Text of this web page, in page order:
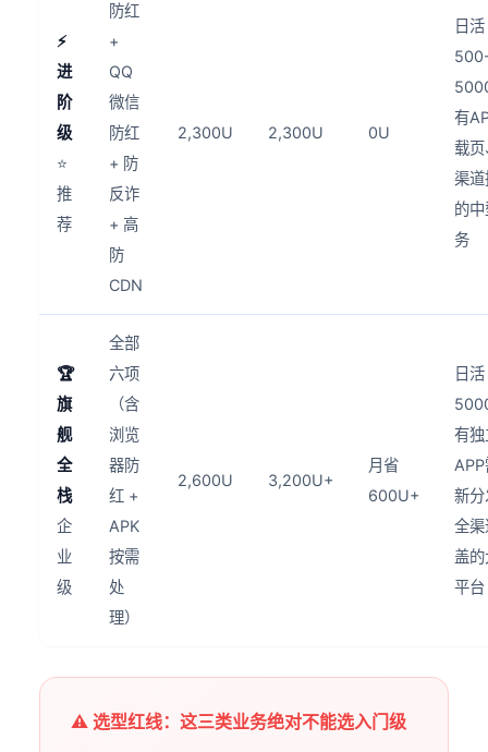
⚡
进
阶
级
⭐
推
荐
防红
+
QQ
微信
防红
+ 防
反诈
+ 高
防
CDN
2,300U 2,300U 0U
日活
有
载
渠
的
务
🏆
旗
舰
全
栈
企
业
级
全部
六项
（含
浏览
器防
红 +
APK
按需
处
理）
2,600U 3,200U+
月省
600U+
日活
有
新
全
盖
平台
⚠️ 选型红线：这三类业务绝对不能选入门级